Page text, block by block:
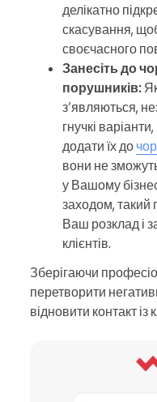
делікатно
скасування,
своєчасного
Занесіть до
порушників:
з’являються,
гнучкі
додати їх до
вони не
у Вашому
заходом, такий
Ваш розклад і
клієнтів.
Зберігаючи
перетворити
відновити контакт із